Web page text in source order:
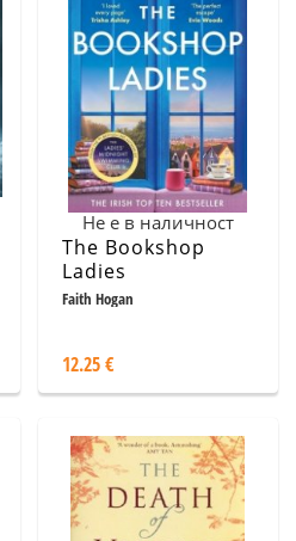
Не е в наличност
The Bookshop
Ladies
Faith Hogan
12.25 €